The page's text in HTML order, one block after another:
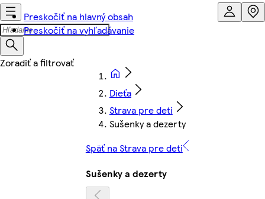
Preskočiť na hlavný obsah
Preskočiť na vyhľadávanie
Dieťa
Strava pre deti
Sušenky a dezerty
Späť na Strava pre deti
Sušenky a dezerty